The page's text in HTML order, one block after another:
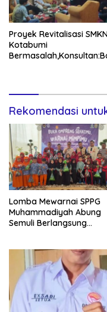
Proyek Revitalisasi
Kotabumi
Rekomendasi
Lomba Mewarnai SPPG
Muhammadiyah Abung
Semuli Berlangsung